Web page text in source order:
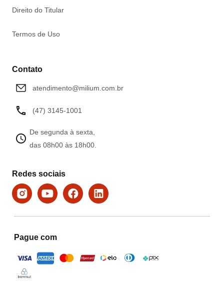
Direito do Titular
Termos de Uso
Contato
atendimento@milium.com.br
(47) 3145-1001
De segunda à sexta,
das 08h00 às 18h00.
Redes sociais
Pague com